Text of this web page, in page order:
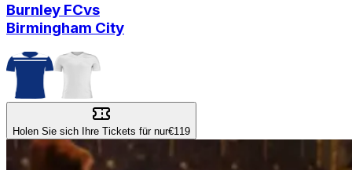
Burnley FCvs
Birmingham City
Holen Sie sich Ihre Tickets für nur€119